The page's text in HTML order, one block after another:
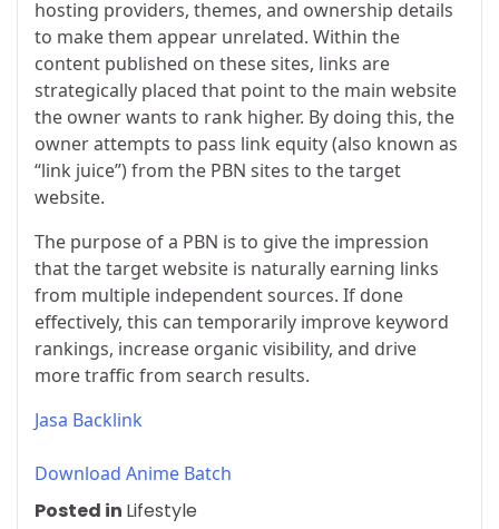
hosting providers, themes, and ownership details
to make them appear unrelated. Within the
content published on these sites, links are
strategically placed that point to the main website
the owner wants to rank higher. By doing this, the
owner attempts to pass link equity (also known as
“link juice”) from the PBN sites to the target
website.
The purpose of a PBN is to give the impression
that the target website is naturally earning links
from multiple independent sources. If done
effectively, this can temporarily improve keyword
rankings, increase organic visibility, and drive
more traffic from search results.
Jasa Backlink
Download Anime Batch
Posted in Lifestyle